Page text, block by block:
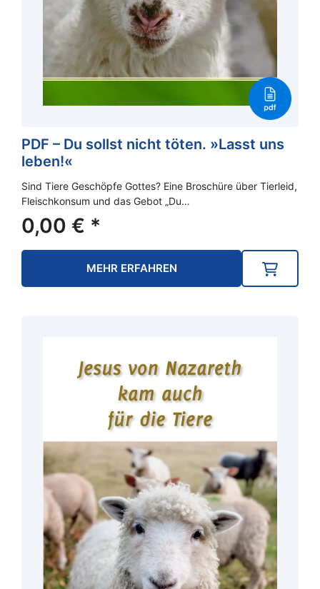
PDF – Du sollst nicht töten. »Lasst uns
leben!«
Sind Tiere Geschöpfe Gottes? Eine Broschüre über Tierleid,
Fleischkonsum und das Gebot „Du…
0,00 € *
MEHR ERFAHREN